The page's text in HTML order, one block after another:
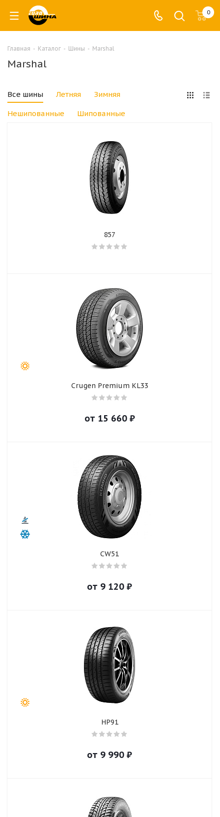
0
Главная - Каталог - Шины - Marshal
Marshal
Все шины Летняя Зимняя
Нешипованные Шипованные
857
Crugen Premium KL33
от 15 660₽
CW51
от 9 120 ₽
HP91
от 9 990 ₽